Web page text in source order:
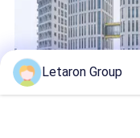
Letaron Group